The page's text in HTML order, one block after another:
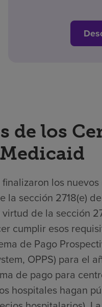
de los
los
sección 2718(e)
de la sección
cumplir esos
de Pago
OPPS) para el
de pago para
hospitales hagan